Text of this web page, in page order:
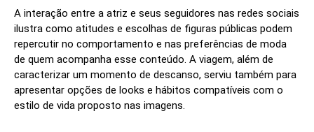
A interação entre a atriz e seus seguidores nas redes sociais
ilustra como atitudes e escolhas de figuras públicas podem
repercutir no comportamento e nas preferências de moda
de quem acompanha esse conteúdo. A viagem, além de
caracterizar um momento de descanso, serviu também para
apresentar opções de looks e hábitos compatíveis com o
estilo de vida proposto nas imagens.